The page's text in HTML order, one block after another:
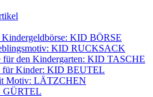
KID BÖRSE
KID RUCKSACK
für den Kindergarten: KID TASCHE
für Kinder: KID BEUTEL
Motiv: LÄTZCHEN
GÜRTEL